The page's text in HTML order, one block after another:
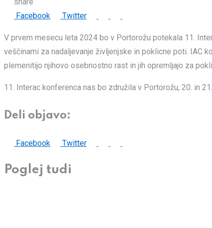
Facebook
Twitter
Email
V prvem mesecu leta 2024 bo v Portorožu potekala 11.
veščinami za nadaljevanje življenjske in poklicne poti. IAC
plemenitijo njihovo osebnostno rast in jih opremljajo za
11. Interac konferenca nas bo združila v Portorožu, 20. in
Deli objavo:
Facebook Twitter
Poglej tudi